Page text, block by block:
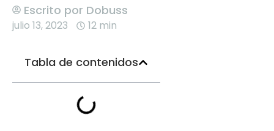
Escrito por Dobuss
julio 13, 2023 12 min
Tabla de contenidos